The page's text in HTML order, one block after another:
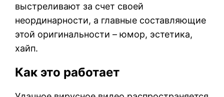
выстреливают за счет своей
неординарности, а главные составляющие
этой оригинальности – юмор, эстетика,
хайп.
Как это работает